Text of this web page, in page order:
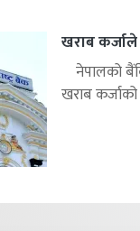
खराब कर्जाले
नेपालको
खराब